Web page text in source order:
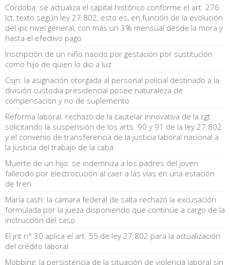
Córdoba: se actualiza el capital histórico conforme el art. 276
lct, texto según ley 27.802, esto es, en función de la evolución
del ipc nivel general, con más un 3% mensual desde la mora y
hasta el efectivo pago
Inscripción de un niño nacido por gestación por sustitución
como hijo de quien lo dio a luz
Csjn: la asignación otorgada al personal policial destinado a la
división custodia presidencial posee naturaleza de
compensación y no de suplemento
Reforma laboral: rechazo de la cautelar innovativa de la cgt
solicitando la suspensión de los arts. 90 y 91 de la ley 27.802
y el convenio de transferencia de la justicia laboral nacional a
la justicia del trabajo de la caba
Muerte de un hijo: se indemniza a los padres del joven
fallecido por electrocución al caer a las vías en una estación
de tren
María cash: la cámara federal de salta rechazó la excusación
formulada por la jueza disponiendo que continúe a cargo de la
instrucción del caso
El jnt n° 30 aplica el art. 55 de ley 27.802 para la actualización
del crédito laboral
Mobbing: la persistencia de la situación de violencia laboral sin